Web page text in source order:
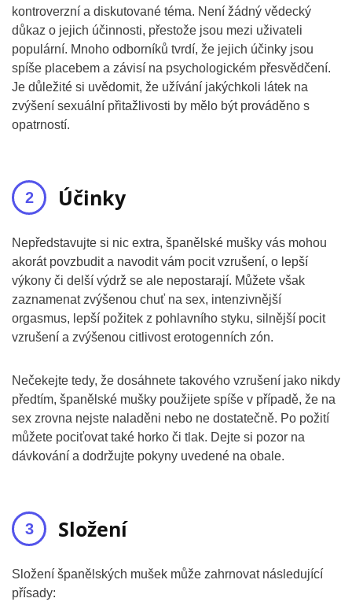
kontroverzní a diskutované téma. Není žádný vědecký
důkaz o jejich účinnosti, přestože jsou mezi uživateli
populární. Mnoho odborníků tvrdí, že jejich účinky jsou
spíše placebem a závisí na psychologickém přesvědčení.
Je důležité si uvědomit, že užívání jakýchkoli látek na
zvýšení sexuální přitažlivosti by mělo být prováděno s
opatrností.
Účinky
Nepředstavujte si nic extra, španělské mušky vás mohou
akorát povzbudit a navodit vám pocit vzrušení, o lepší
výkony či delší výdrž se ale nepostarají. Můžete však
zaznamenat zvýšenou chuť na sex, intenzivnější
orgasmus, lepší požitek z pohlavního styku, silnější pocit
vzrušení a zvýšenou citlivost erotogenních zón.
Nečekejte tedy, že dosáhnete takového vzrušení jako nikdy
předtím, španělské mušky použijete spíše v případě, že na
sex zrovna nejste naladěni nebo ne dostatečně. Po požití
můžete pociťovat také horko či tlak. Dejte si pozor na
dávkování a dodržujte pokyny uvedené na obale.
Složení
Složení španělských mušek může zahrnovat následující
přísady: